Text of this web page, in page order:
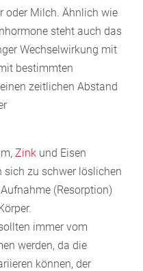
oder Milch. Ähnlich wie
steht auch das
Wechselwirkung mit
bestimmten
zeitlichen Abstand
Zink und Eisen
sich zu schwer löslichen
(Resorption)
immer vom
werden, da die
können, der